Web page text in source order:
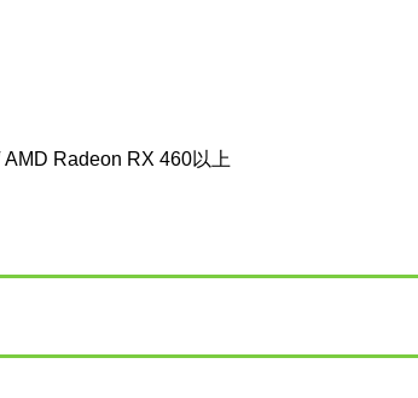
Radeon RX 460以上